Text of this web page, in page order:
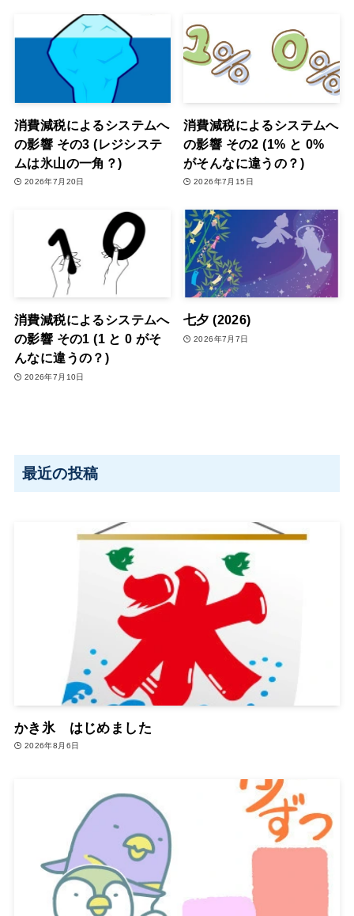
消費減税によるシステムへ
の影響 その3 (レジシステ
ムは氷山の一角？)
2026年7月20日
消費減税によるシステムへ
の影響 その2 (1% と 0%
がそんなに違うの？)
2026年7月15日
消費減税によるシステムへ
の影響 その1 (1 と 0 がそ
んなに違うの？)
2026年7月10日
七夕 (2026)
2026年7月7日
最近の投稿
かき氷 はじめました
2026年8月6日